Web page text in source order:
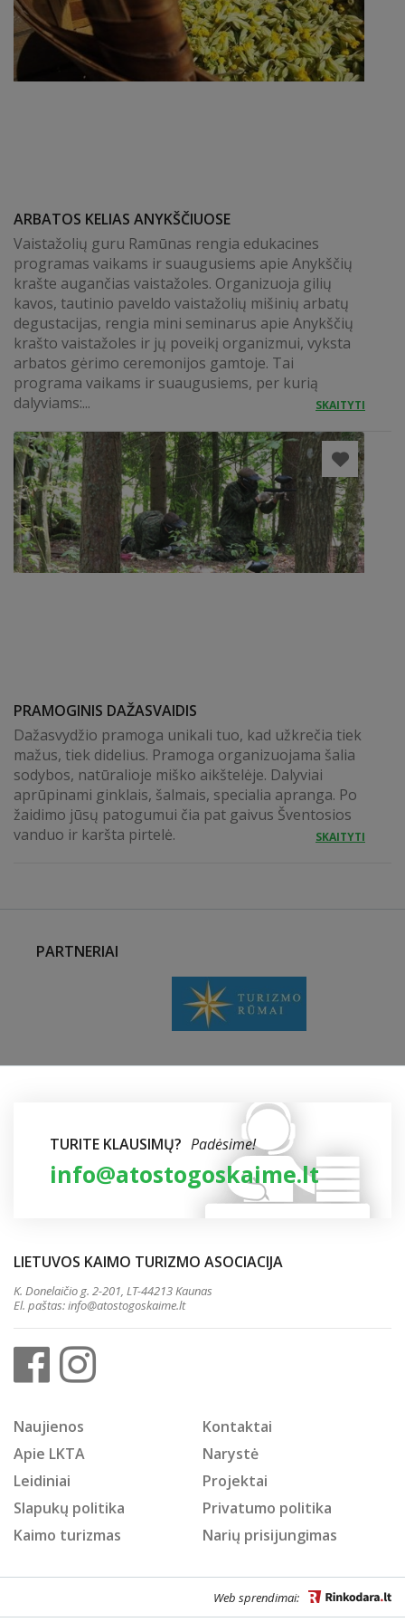
ARBATOS KELIAS ANYKŠČIUOSE
Vaistažolių guru Ramūnas rengia edukacines
programas vaikams ir suaugusiems apie Anykščių
krašte augančias vaistažoles. Organizuoja gilių
kavos, tautinio paveldo vaistažolių mišinių arbatų
degustacijas, rengia mini seminarus apie Anykščių
krašto vaistažoles ir jų poveikį organizmui, vyksta
arbatos gėrimo ceremonijos gamtoje. Tai
programa vaikams ir suaugusiems, per kurią
dalyviams:...
SKAITYTI
PRAMOGINIS DAŽASVAIDIS
Dažasvydžio pramoga unikali tuo, kad užkrečia tiek
mažus, tiek didelius. Pramoga organizuojama šalia
sodybos, natūralioje miško aikštelėje. Dalyviai
aprūpinami ginklais, šalmais, specialia apranga. Po
žaidimo jūsų patogumui čia pat gaivus Šventosios
vanduo ir karšta pirtelė.
SKAITYTI
PARTNERIAI
TURITE KLAUSIMŲ? Padėsime!
info@atostogoskaime.lt
LIETUVOS KAIMO TURIZMO ASOCIACIJA
K. Donelaičio g. 2-201, LT-44213 Kaunas
El. paštas:info@atostogoskaime.lt
Naujienos
Kontaktai
Apie LKTA
Narystė
Leidiniai
Projektai
Slapukų politika
Privatumo politika
Kaimo turizmas
Narių prisijungimas
Web sprendimai: